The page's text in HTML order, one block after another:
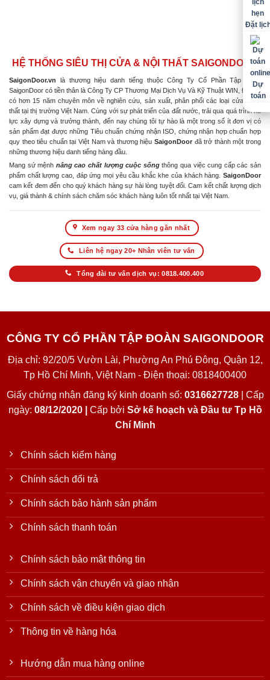
HỆ THỐNG SIÊU THỊ CỬA & NỘI THẤT SAIGONDOOR
SaigonDoor.vn là thương hiệu danh tiếng thuộc Công Ty Cổ Phần Tập Đoàn
SaigonDoor có tiền thân là Công Ty CP Thương Mại Dịch Vụ Và Kỹ Thuật WIN, Đơn vị
có hơn 15 năm chuyên môn về nghiên cứu, sản xuất, phân phối các loại cửa & nội
thất tại thị trường Việt Nam. Cùng với sự phát triển của đất nước, trải qua quá trình nỗ
lực xây dựng và trưởng thành, đến nay chúng tôi tự hào là một trong số ít đơn vị có
sản phẩm đạt được những Tiêu chuẩn chứng nhận ISO, chứng nhận hợp chuẩn hợp
quy theo tiêu chuẩn tại Việt Nam và thương hiệu SaigonDoor đã trở thành một trong
những thương hiệu danh tiếng hàng đầu.
Mang sứ mệnh nâng cao chất lượng cuộc sốngthông qua việc cung cấp các sản
phẩm chất lượng cao, đáp ứng mọi yêu cầu khắc khe của khách hàng. SaigonDoor
cam kết đem đến cho quý khách hàng sự hài lòng tuyệt đối. Cam kết chất lượng dịch
vụ, giá thành & chính sách chăm sóc khách hàng luôn tốt nhất tại Việt Nam.
Xem ngay 33 cửa hàng gần nhất
Liên hệ ngay 20+ Nhân viên tư vấn
Tổng đài tư vấn dịch vụ: 0818.400.400
CÔNG TY CỔ PHẦN TẬP ĐOÀN SAIGONDOOR
Địa chỉ: 92/20/5 Vườn Lài, Phường An Phú Đông, Quận 12,
Tp Hồ Chí Minh, Việt Nam - Điện thoại: 0818400400
Giấy chứng nhận đăng ký kinh doanh số: 0316627728| Cấp
ngày: 08/12/2020 | Cấp bởi Sở kế hoạch và Đầu tư Tp Hồ
Chí Minh
Chính sách kiểm hàng
Chính sách đổi trả
Chính sách bảo hành sản phẩm
Chính sách thanh toán
Chính sách bảo mật thông tin
Chính sách vận chuyển và giao nhận
Chính sách về điều kiện giao dịch
Thông tin về hàng hóa
Hướng dẫn mua hàng online
Đặt
Dự
toán